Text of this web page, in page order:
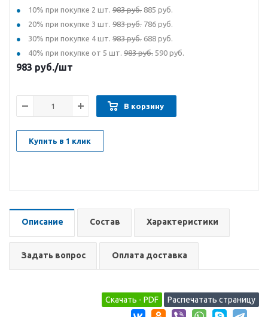
10% при покупке 2 шт. 983 руб. 885 руб.
20% при покупке 3 шт. 983 руб. 786 руб.
30% при покупке 4 шт. 983 руб. 688 руб.
40% при покупке от 5 шт. 983 руб. 590 руб.
983 руб./шт
В корзину
Купить в 1 клик
Описание Состав Характеристики
Задать вопрос Оплата доставка